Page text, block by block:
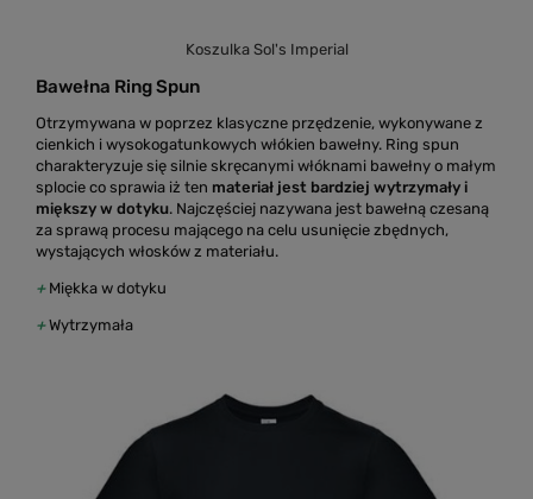
Koszulka Sol's Imperial
Bawełna Ring Spun
Otrzymywana w poprzez klasyczne przędzenie, wykonywane z
cienkich i wysokogatunkowych włókien bawełny. Ring spun
charakteryzuje się silnie skręcanymi włóknami bawełny o małym
splocie co sprawia iż ten materiał jest bardziej wytrzymały i
miększy w dotyku. Najczęściej nazywana jest bawełną czesaną
za sprawą procesu mającego na celu usunięcie zbędnych,
wystających włosków z materiału.
+ Miękka w dotyku
+ Wytrzymała